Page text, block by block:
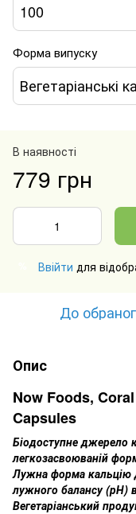
100
Форма випуску
Вегетаріанські
В наявності
779 грн
Ввійти для
До
Опис
Now Foods,
Capsules
Біодоступне джерело
легкозасвоюваній
Лужна форма кальцію
лужного балансу (рН) в
Вегетаріанський